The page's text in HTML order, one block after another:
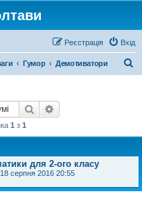
Вхід
Реєстрація
Гумор Демотиватори
Пошук
1 з 1
для 2-ого класу
18 серпня 2016 20:55